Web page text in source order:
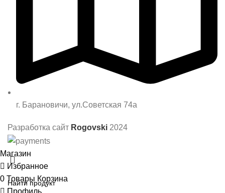
г. Барановичи, ул.Советская 74а
Разработка сайт Rogovski 2024
Магазин
Избранное
0 Товары Корзина
Профиль